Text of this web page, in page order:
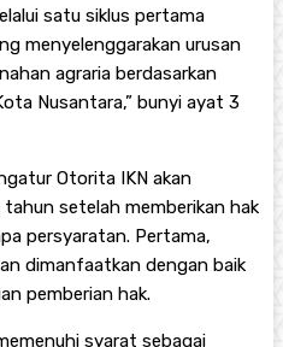
satu siklus pertama
menyelenggarakan urusan
agraria berdasarkan
Nusantara,” bunyi ayat 3
Otorita IKN akan
tahun setelah memberikan hak
persyaratan. Pertama,
dimanfaatkan dengan baik
pemberian hak.
syarat sebagai